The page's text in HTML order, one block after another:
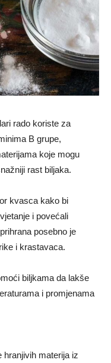
rado koriste za
B grupe,
koje mogu
rast biljaka.
kvasca kako bi
i povećali
posebno je
i krastavaca.
biljkama da lakše
i promjenama
hranjivih materija iz